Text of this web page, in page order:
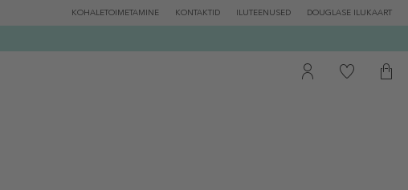
KOHALETOIMETAMINE KONTAKTID ILUTEENUSED DOUGLASE ILUKAART